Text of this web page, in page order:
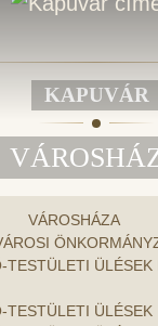
KAPUVÁR
VÁROSHÁZA
TESTÜLETI
TESTÜLETI ÜLÉSEK